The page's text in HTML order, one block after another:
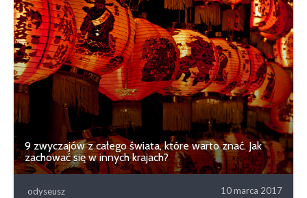
9 zwyczajów z całego świata, które warto znać. Jak
zachować się w innych krajach?
odyseusz 10 marca 2017